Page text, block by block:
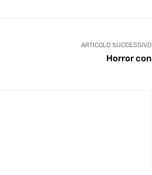
ARTICOLO SUCCESSIVO
Horror con